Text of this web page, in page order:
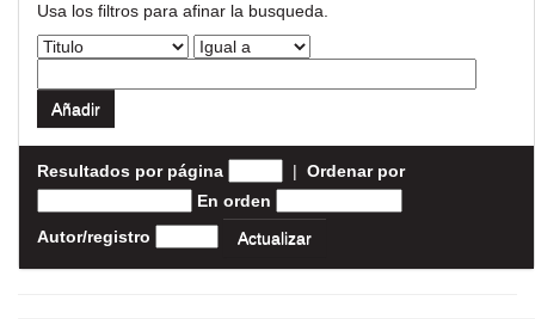
Usa los filtros para afinar la busqueda.
Resultados por página | Ordenar por
En orden
Autor/registro